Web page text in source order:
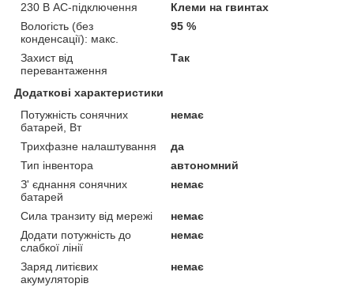
230 В AC-підключення
Клеми на гвинтах
Вологість (без
конденсації): макс.
95 %
Захист від
перевантаження
Так
Додаткові характеристики
Потужність сонячних
батарей, Вт
немає
Трихфазне налаштування
да
Тип інвентора
автономний
З' єднання сонячних
батарей
немає
Сила транзиту від мережі
немає
Додати потужність до
слабкої лінії
немає
Заряд литієвих
акумуляторів
немає